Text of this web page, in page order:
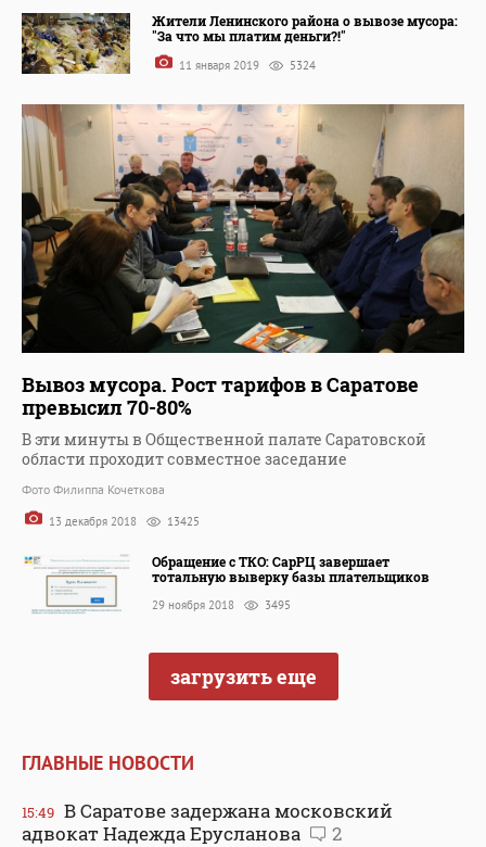
Жители Ленинского района о вывозе мусора:
"За что мы платим деньги?!"
11 января 2019 5324
Вывоз мусора. Рост тарифов в Саратове
превысил 70-80%
В эти минуты в Общественной палате Саратовской
области проходит совместное заседание
Фото Филиппа Кочеткова
13 декабря 2018 13425
Обращение с ТКО: СарРЦ завершает
тотальную выверку базы плательщиков
29 ноября 2018 3495
загрузить еще
ГЛАВНЫЕ НОВОСТИ
15:49 В Саратове задержана московский
адвокат Надежда Ерусланова
2